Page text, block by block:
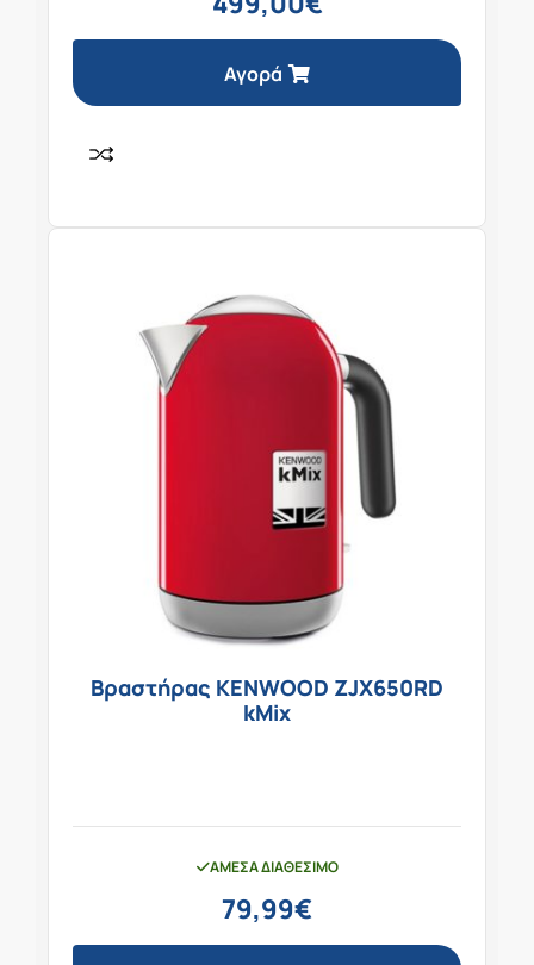
Αγορά
Βραστήρας KENWOOD ZJX650RD
kMix
ΆΜΕΣΑ ΔΙΑΘΈΣΙΜΟ
79,99€